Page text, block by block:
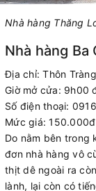
Nhà hàng Thăng
Nhà hàng Ba
Địa chỉ: Thôn
Giờ mở cửa: 9h00
Số điện thoại:
Mức giá:
Do nằm bên trong
đơn nhà hàng vô
thịt dê ngoài ra
lành, lại còn có